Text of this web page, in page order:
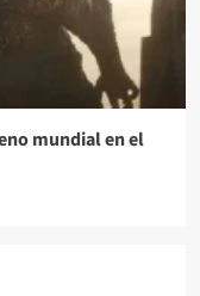
mundial en el